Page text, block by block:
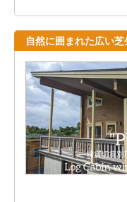
自然に囲まれた広い